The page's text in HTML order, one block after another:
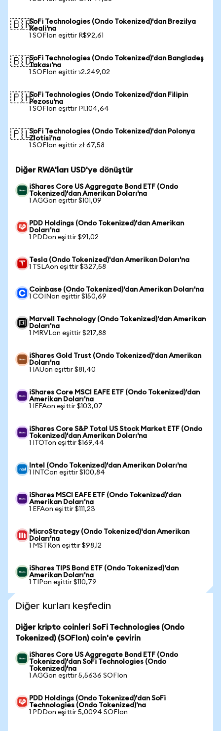
🇧🇷SoFi Technologies (Ondo Tokenized)'dan Brezilya
Reali'na
1 SOFIon eşittir R$92,61
🇧🇩SoFi Technologies (Ondo Tokenized)'dan Bangladeş
Takası'na
1 SOFIon eşittir ৳2.249,02
🇵🇭SoFi Technologies (Ondo Tokenized)'dan Filipin
Pezosu'na
1 SOFIon eşittir ₱1.104,64
🇵🇱SoFi Technologies (Ondo Tokenized)'dan Polonya
Zlotisi'na
1 SOFIon eşittir zł 67,58
Diğer RWA'ları USD'ye dönüştür
iShares Core US Aggregate Bond ETF (Ondo
Tokenized)'dan Amerikan Doları'na
1 AGGon eşittir $101,09
PDD Holdings (Ondo Tokenized)'dan Amerikan
Doları'na
1 PDDon eşittir $91,02
Tesla (Ondo Tokenized)'dan Amerikan Doları'na
1 TSLAon eşittir $327,58
Coinbase (Ondo Tokenized)'dan Amerikan Doları'na
1 COINon eşittir $150,69
Marvell Technology (Ondo Tokenized)'dan Amerikan
Doları'na
1 MRVLon eşittir $217,88
iShares Gold Trust (Ondo Tokenized)'dan Amerikan
Doları'na
1 IAUon eşittir $81,40
iShares Core MSCI EAFE ETF (Ondo Tokenized)'dan
Amerikan Doları'na
1 IEFAon eşittir $103,07
iShares Core S&P Total US Stock Market ETF (Ondo
Tokenized)'dan Amerikan Doları'na
1 ITOTon eşittir $169,44
Intel (Ondo Tokenized)'dan Amerikan Doları'na
1 INTCon eşittir $100,84
iShares MSCI EAFE ETF (Ondo Tokenized)'dan
Amerikan Doları'na
1 EFAon eşittir $111,23
MicroStrategy (Ondo Tokenized)'dan Amerikan
Doları'na
1 MSTRon eşittir $98,12
iShares TIPS Bond ETF (Ondo Tokenized)'dan
Amerikan Doları'na
1 TIPon eşittir $110,79
Diğer kurları keşfedin
Diğer kripto coinleri SoFi Technologies (Ondo
Tokenized) (SOFIon) coin'e çevirin
iShares Core US Aggregate Bond ETF (Ondo
Tokenized)'dan SoFi Technologies (Ondo
Tokenized)'na
1 AGGon eşittir 5,5636 SOFIon
PDD Holdings (Ondo Tokenized)'dan SoFi
Technologies (Ondo Tokenized)'na
1 PDDon eşittir 5,0094 SOFIon